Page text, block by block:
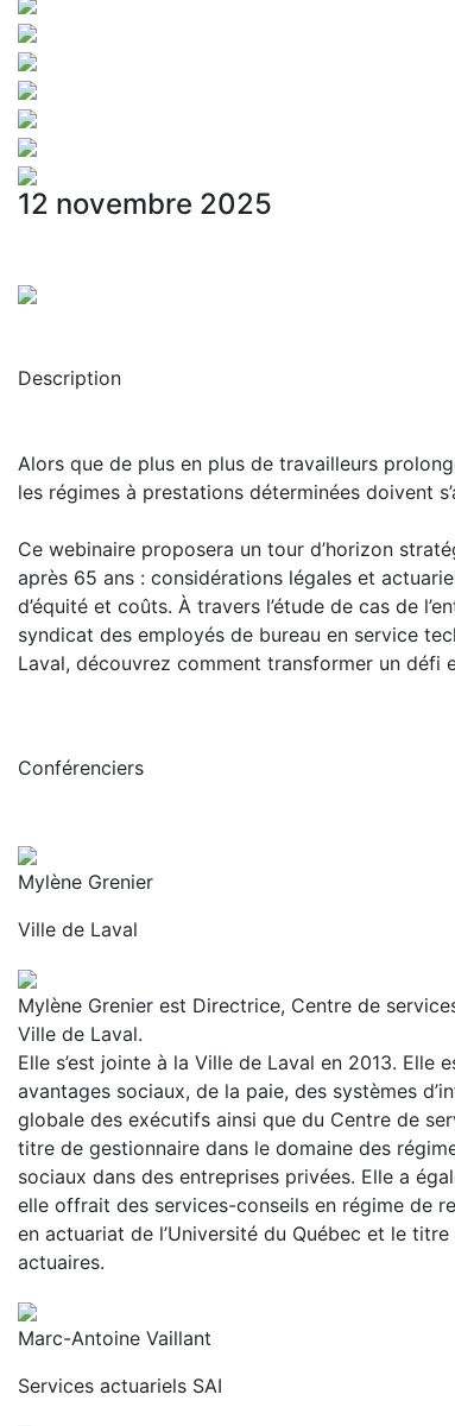
12 novembre 2025
Description
Alors que de plus en plus de travailleurs
les régimes à prestations déterminées doivent
Ce webinaire proposera un tour d’horizon
après 65 ans : considérations légales et
d’équité et coûts. À travers l’étude de cas de
syndicat des employés de bureau en service
Laval, découvrez comment transformer un défi
Conférenciers
Mylène Grenier
Ville de Laval
Mylène Grenier est Directrice, Centre de
Ville de Laval.
Elle s’est jointe à la Ville de Laval en 2013. Elle
avantages sociaux, de la paie, des systèmes
globale des exécutifs ainsi que du Centre de
titre de gestionnaire dans le domaine des
sociaux dans des entreprises privées. Elle a
elle offrait des services-conseils en régime de
en actuariat de l’Université du Québec et le
actuaires.
Marc-Antoine Vaillant
Services actuariels SAI